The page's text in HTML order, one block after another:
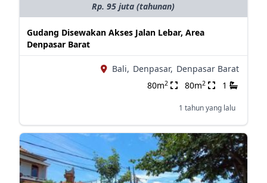
Rp. 95 juta (tahunan)
Gudang Disewakan Akses Jalan Lebar, Area
Denpasar Barat
Bali, Denpasar, Denpasar Barat
80m2 80m2 1
1 tahun yang lalu